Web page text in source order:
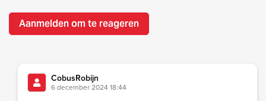
Aanmelden om te reageren
CobusRobijn
6 december 2024 18:44